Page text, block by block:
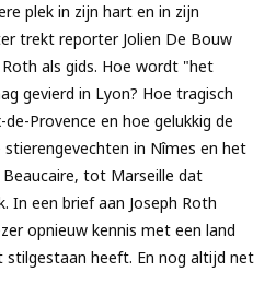
plek in zijn hart en in zijn
trekt reporter Jolien De Bouw
als gids. Hoe wordt "het
gevierd in Lyon? Hoe tragisch
Provence en hoe gelukkig de
stierengevechten in Nîmes en het
Beaucaire, tot Marseille dat
een brief aan Joseph Roth
opnieuw kennis met een land
stilgestaan heeft. En nog altijd net